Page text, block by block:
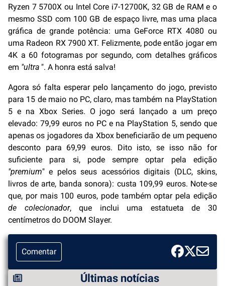
Ryzen 7 5700X ou Intel Core i7-12700K, 32 GB de RAM e o
mesmo SSD com 100 GB de espaço livre, mas uma placa
gráfica de grande potência: uma GeForce RTX 4080 ou
uma Radeon RX 7900 XT. Felizmente, pode então jogar em
4K a 60 fotogramas por segundo, com detalhes gráficos
em "ultra ". A honra está salva!
Agora só falta esperar pelo lançamento do jogo, previsto
para 15 de maio no PC, claro, mas também na PlayStation
5 e na Xbox Series. O jogo será lançado a um preço
elevado: 79,99 euros no PC e na PlayStation 5, sendo que
apenas os jogadores da Xbox beneficiarão de um pequeno
desconto para 69,99 euros. Dito isto, se isso não for
suficiente para si, pode sempre optar pela edição
"premium" e pelos seus acessórios digitais (DLC, skins,
livros de arte, banda sonora): custa 109,99 euros. Note-se
que, por mais 100 euros, pode também optar pela edição
de colecionador, que inclui uma estatueta de 30
centímetros do DOOM Slayer.
Comentar
Últimas notícias